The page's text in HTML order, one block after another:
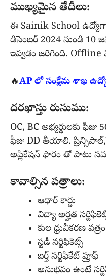
ముఖ్యమైన తేదీలు:
ఈ Sainik School
డిసెంబర్ 2024 నుండి 10
ఇవ్వడం జరిగింది.
🔥AP లో సంక్షేమ శాఖ
దరఖాస్తు రుసుము:
OC, BC అభ్యర్థులకు
ఫీజు DD తీయాలి.
అప్లికేషన్ ఫారం తో పాటు
కావాల్సిన పత్రాలు:
ఆధార్ కార్డు
విద్యా అర్హత
కుల ధ్రువీకరణ పత్రం
స్టడీ సర్టిఫికెట్స్
బర్త్ సర్టిఫికేట్ ప్రూఫ్
అనుభవం ఉంటే